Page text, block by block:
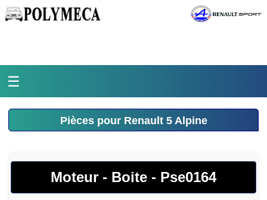
☰
Accueil
La médiathèque
L'histoire
Pièces pour Renault 5 Alpine
Moteur - Boite - Pse0164